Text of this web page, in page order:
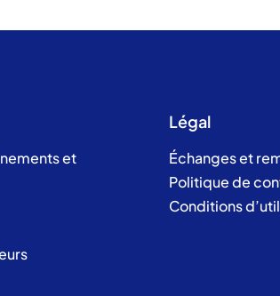
et
Légal
Échanges et
Politique de
Conditions